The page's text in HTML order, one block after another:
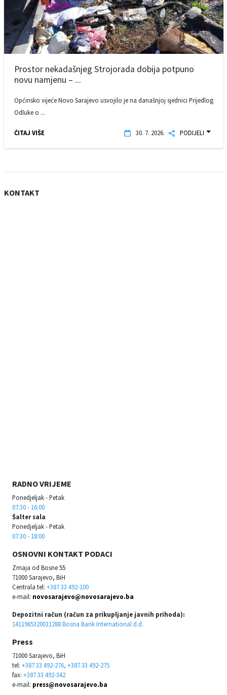
Prostor nekadašnjeg Strojorada dobija potpuno
novu namjenu – ...
Općinsko vijeće Novo Sarajevo usvojilo je na današnjoj sjednici Prijedlog
Odluke o ...
ČITAJ VIŠE 30. 7. 2026. PODIJELI
KONTAKT
RADNO VRIJEME
Ponedjeljak - Petak
07:30 - 16:00
Šalter sala
Ponedjeljak - Petak
07:30 - 18:00
OSNOVNI KONTAKT PODACI
Zmaja od Bosne 55
71000 Sarajevo, BiH
Centrala tel: +387 33 492-100
e-mail: novosarajevo@novosarajevo.ba
Depozitni račun (račun za prikupljanje javnih prihoda):
1411965320011288 Bosna Bank International d.d.
Press
71000 Sarajevo, BiH
tel: +387 33 492-276, +387 33 492-275
fax: +387 33 492-342
e-mail: press@novosarajevo.ba